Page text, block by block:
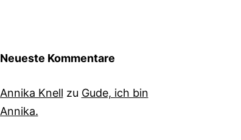
Neueste Kommentare
Annika Knell zu Gude, ich bin
Annika.